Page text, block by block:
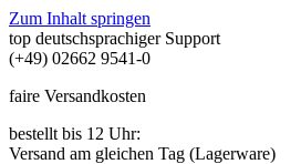
Zum Inhalt springen
top deutschsprachiger Support
(+49) 02662 9541-0
faire Versandkosten
bestellt bis 12 Uhr:
Versand am gleichen Tag (Lagerware)